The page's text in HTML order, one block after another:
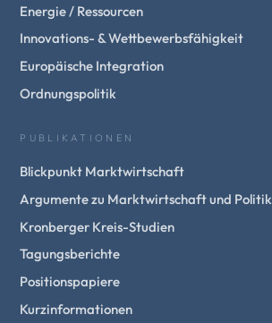
Energie / Ressourcen
Innovations- & Wettbewerbsfähigkeit
Europäische Integration
Ordnungspolitik
PUBLIKATIONEN
Blickpunkt Marktwirtschaft
Argumente zu Marktwirtschaft und Politik
Kronberger Kreis-Studien
Tagungsberichte
Positionspapiere
Kurzinformationen